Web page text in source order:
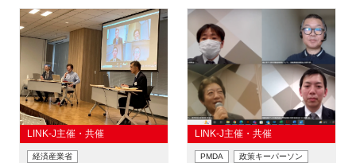
LINK-J主催・共催
経済産業省
LINK-J主催・共催
PMDA 政策キーパーソン